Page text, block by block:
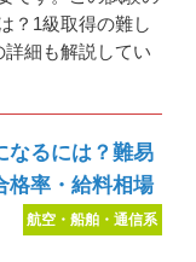
？1級取得の難し
細も解説してい
なるには？難易
格率・給料相場
航空・船舶・通信系